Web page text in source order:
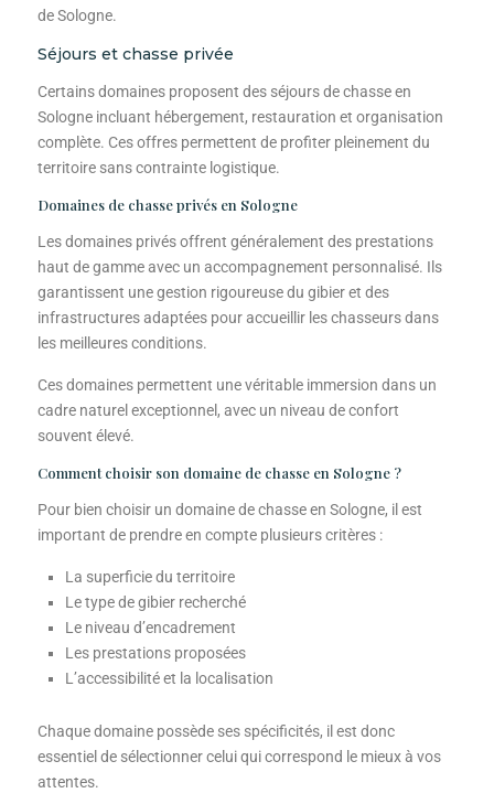
de Sologne.
Séjours et chasse privée
Certains domaines proposent des séjours de chasse en
Sologne incluant hébergement, restauration et organisation
complète. Ces offres permettent de profiter pleinement du
territoire sans contrainte logistique.
Domaines de chasse privés en Sologne
Les domaines privés offrent généralement des prestations
haut de gamme avec un accompagnement personnalisé. Ils
garantissent une gestion rigoureuse du gibier et des
infrastructures adaptées pour accueillir les chasseurs dans
les meilleures conditions.
Ces domaines permettent une véritable immersion dans un
cadre naturel exceptionnel, avec un niveau de confort
souvent élevé.
Comment choisir son domaine de chasse en Sologne ?
Pour bien choisir un domaine de chasse en Sologne, il est
important de prendre en compte plusieurs critères :
La superficie du territoire
Le type de gibier recherché
Le niveau d’encadrement
Les prestations proposées
L’accessibilité et la localisation
Chaque domaine possède ses spécificités, il est donc
essentiel de sélectionner celui qui correspond le mieux à vos
attentes.